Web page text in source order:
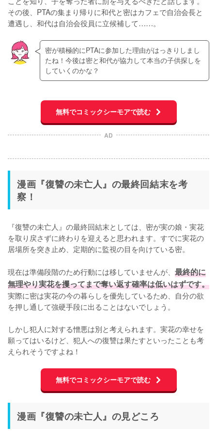
その後、PTAの集まり帰りに和代と密はカフェで自治会長と
遭遇し、和代は自治会役員に立候補して……。
密が積極的にPTAに参加した理由がはっきりしまし
たね！今後は密と和代が協力して本当の子供探しを
していくのかな？
無料でコミックシーモアで読む
AD
漫画『復讐の未亡人』の最終回結末を考
察！
『復讐の未亡人』の最終回結末としては、密が実の娘・実花
を取り戻さずに終わりを迎えると思われます。すでに実花の
居場所を突き止め、定期的に監視の目を向けている密。
現在は準備段階のため行動には移していませんが、 最終的に
無理やり実花を攫ってまで奪い返す確率は低いはずです。
実際に密は実花の今の暮らしを優先しているため、自分の欲
を押し通して強硬手段に出ることはないでしょう。
しかし犯人に対する憎悪は別と考えられます。実花の幸せを
願ってはいるけど、犯人への復讐は果たすといったことも考
えられそうですよね！
無料でコミックシーモアで読む
漫画『復讐の未亡人』の見どころ